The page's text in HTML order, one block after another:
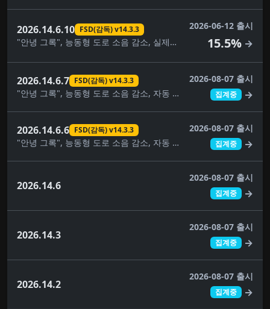
2026.14.6.10 FSD(감독) v14.3.3
"안녕 그록", 능동형 도로 소음 감소, 실제로 스마트 소환, 자동 소프트웨어 업데이트, 사각지대 경고등, 주차 중 사각지대 경고, 컴포트 브레이킹, 대시캠 뷰어 업데이트, FSD(감독) v14.3.3, FSD(감독) v14.3.4, 완전 자율주행(감독), 몰입형 사운드 업그레이드, 건반, 음악 앱 대기열, 페인트 가게, 애완동물 모드, 후면 디스플레이, 보안 개선, 자율주행 앱, 스케치북, 슈퍼차저 가격 필터, 여행, 시각적 업데이트, 날씨 지도 개선
2026-06-12 출시
15.5% →
2026.14.6.7 FSD(감독) v14.3.3
"안녕 그록", 능동형 도로 소음 감소, 자동 소프트웨어 업데이트, 사각지대 경고등, 주차 중 사각지대 경고, 컴포트 브레이킹, 대시캠 뷰어 업데이트, FSD(감독) v14.3.3, 완전 자율주행(감독), 몰입형 사운드 업그레이드, 건반, 음악 앱 대기열, 페인트 가게, 애완동물 모드, 후면 디스플레이, 보안 개선, 자율주행 앱, 스케치북, 슈퍼차저 가격 필터, 여행, 시각적 업데이트, 날씨 지도 개선
2026-08-07 출시
집계중 →
2026.14.6.6 FSD(감독) v14.3.3
"안녕 그록", 능동형 도로 소음 감소, 자동 소프트웨어 업데이트, 사각지대 경고등, 주차 중 사각지대 경고, 컴포트 브레이킹, 대시캠 뷰어 업데이트, FSD(감독) v14.3.3, 완전 자율주행(감독), 몰입형 사운드 업그레이드, 건반, 음악 앱 대기열, 페인트 가게, 애완동물 모드, 후면 디스플레이, 보안 개선, 자율주행 앱, 스케치북, 슈퍼차저 가격 필터, 여행, 시각적 업데이트, 날씨 지도 개선
2026-08-07 출시
집계중 →
2026.14.6
2026-08-07 출시
집계중 →
2026.14.3
2026-08-07 출시
집계중 →
2026.14.2
2026-08-07 출시
집계중 →